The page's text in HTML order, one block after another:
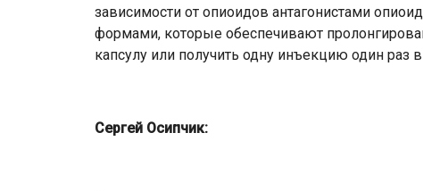
зависимости от опиоидов антагонистами
формами, которые обеспечивают
капсулу или получить одну инъекцию один раз
Сергей Осипчик: